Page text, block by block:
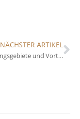
NÄCHSTER ARTIKEL
Anwendungsgebiete und Vorteile von Immobiliencrowdfunding für Eigentümer